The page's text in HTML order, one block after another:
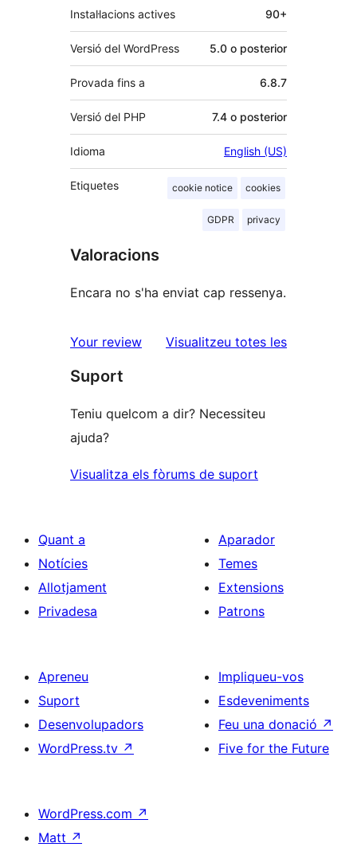
Instal·lacions actives 90+
Versió del WordPress 5.0 o posterior
Provada fins a 6.8.7
Versió del PHP 7.4 o posterior
Idioma English (US)
Etiquetes cookie notice cookies
GDPR privacy
Valoracions
Encara no s'ha enviat cap ressenya.
Your review Visualitzeu totes lesressenyes
Suport
Teniu quelcom a dir? Necessiteu
ajuda?
Visualitza els fòrums de suport
Quant a
Notícies
Allotjament
Privadesa
Aparador
Temes
Extensions
Patrons
Apreneu
Suport
Desenvolupadors
WordPress.tv ↗
Impliqueu-vos
Esdeveniments
Feu una donació ↗
Five for the Future
WordPress.com ↗
Matt ↗